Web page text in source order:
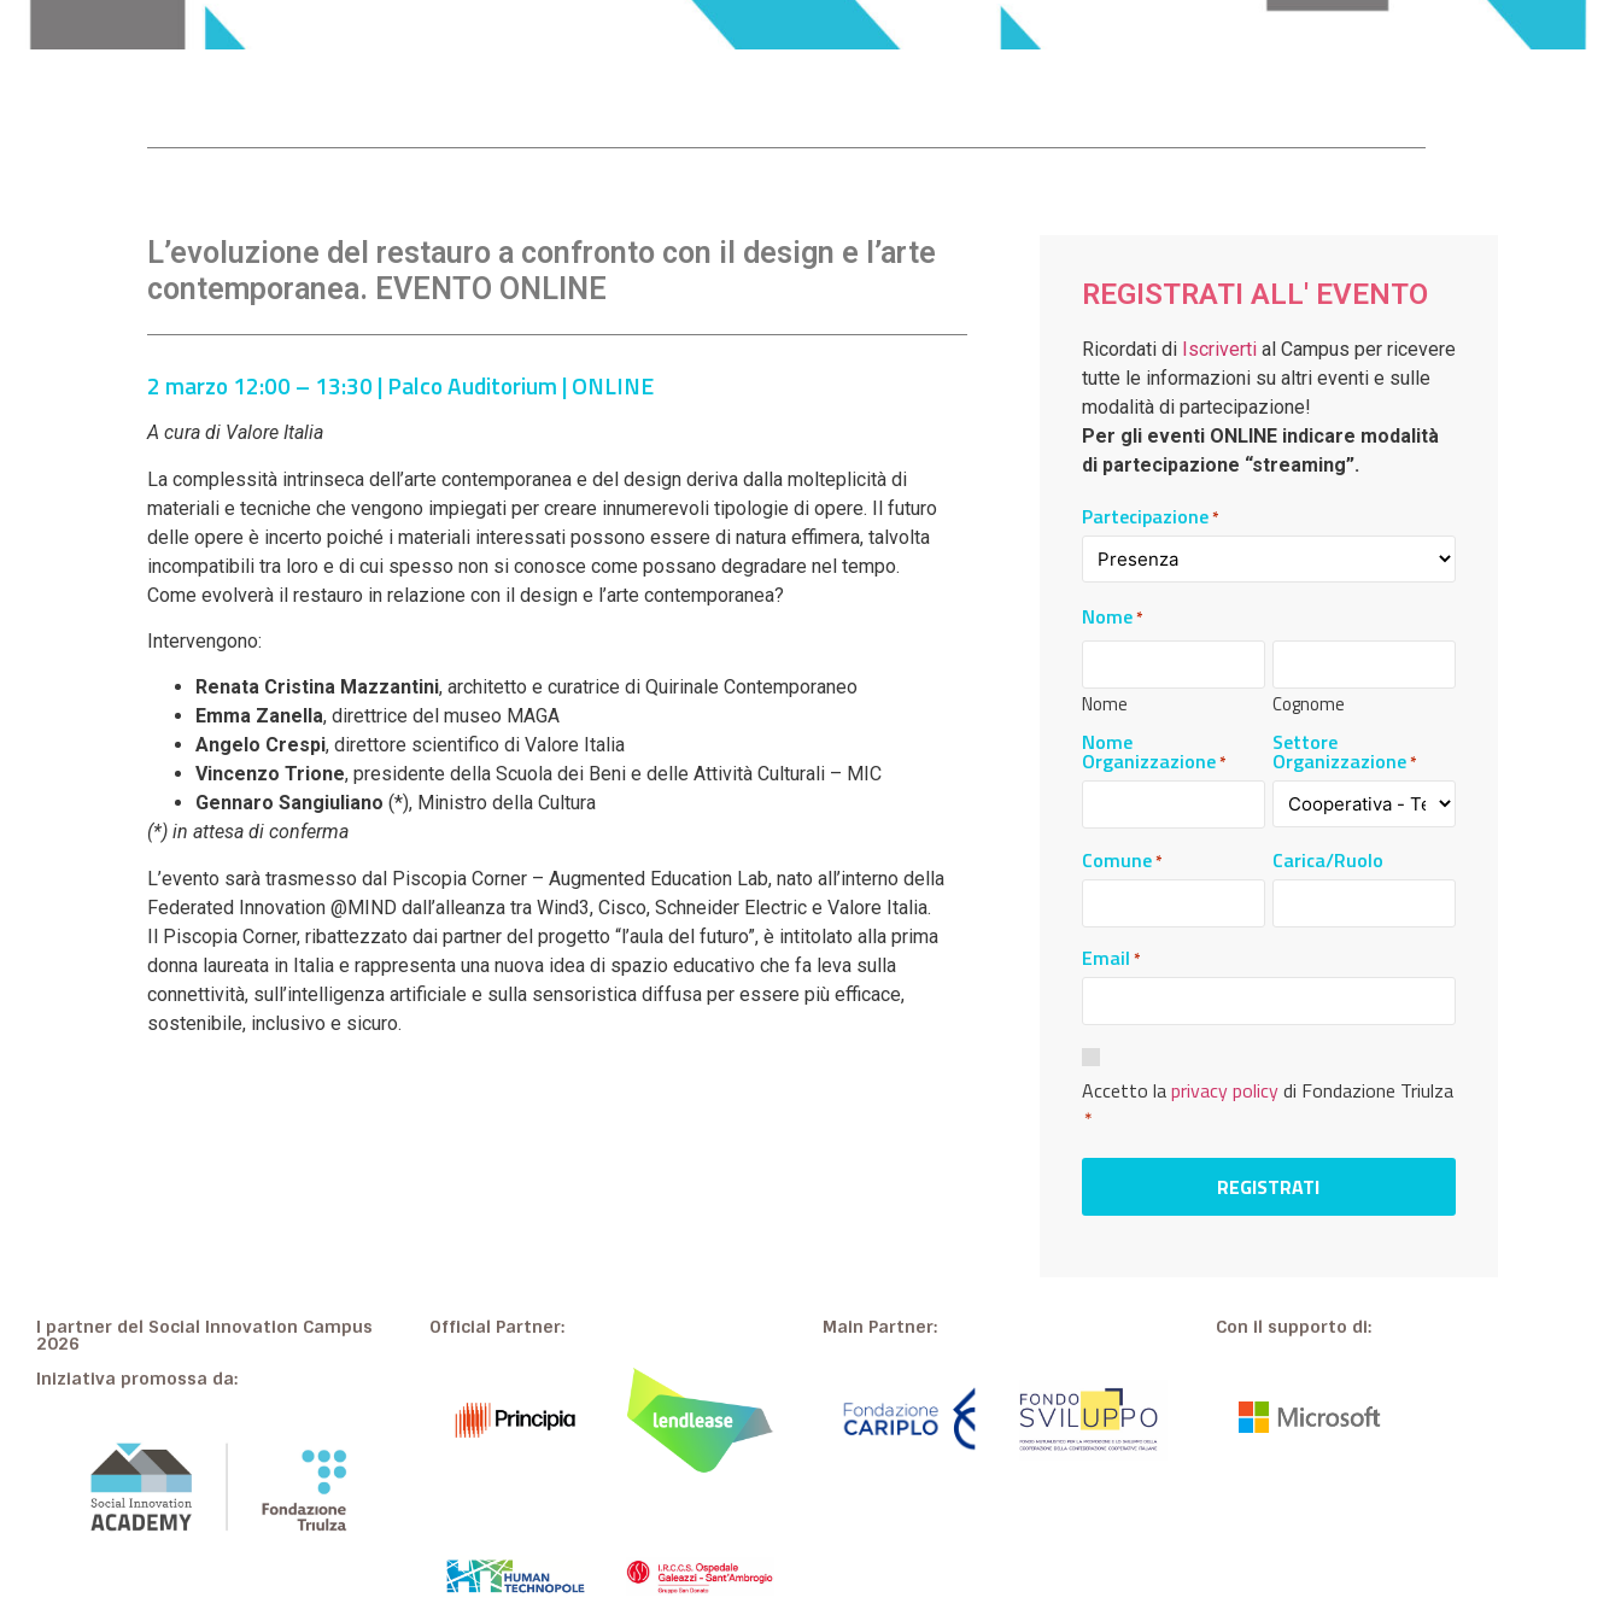
L’evoluzione del restauro a confronto con il design e l’arte
contemporanea. EVENTO ONLINE
2 marzo 12:00 – 13:30 | Palco Auditorium | ONLINE
A cura di Valore Italia
La complessità intrinseca dell’arte contemporanea e del design deriva dalla molteplicità di
materiali e tecniche che vengono impiegati per creare innumerevoli tipologie di opere. Il futuro
delle opere è incerto poiché i materiali interessati possono essere di natura effimera, talvolta
incompatibili tra loro e di cui spesso non si conosce come possano degradare nel tempo.
Come evolverà il restauro in relazione con il design e l’arte contemporanea?
Intervengono:
Renata Cristina Mazzantini, architetto e curatrice di Quirinale Contemporaneo
Emma Zanella, direttrice del museo MAGA
Angelo Crespi, direttore scientifico di Valore Italia
Vincenzo Trione, presidente della Scuola dei Beni e delle Attività Culturali – MIC
Gennaro Sangiuliano (*), Ministro della Cultura
(*) in attesa di conferma
L’evento sarà trasmesso dal Piscopia Corner – Augmented Education Lab, nato all’interno della
Federated Innovation @MIND dall’alleanza tra Wind3, Cisco, Schneider Electric e Valore Italia.
Il Piscopia Corner, ribattezzato dai partner del progetto “l’aula del futuro”, è intitolato alla prima
donna laureata in Italia e rappresenta una nuova idea di spazio educativo che fa leva sulla
connettività, sull’intelligenza artificiale e sulla sensoristica diffusa per essere più efficace,
sostenibile, inclusivo e sicuro.
REGISTRATI ALL' EVENTO
Ricordati di Iscrivertial Campus per ricevere
tutte le informazioni su altri eventi e sulle
modalità di partecipazione!
Per gli eventi ONLINE indicare modalità
di partecipazione “streaming”.
Partecipazione*
Nome*
Nome Cognome
Nome
Organizzazione*
Settore
Organizzazione*
Comune* Carica/Ruolo
Email *
Consenso
Privacy
*
Accetto laprivacy policydi Fondazione Triulza
*
I partner del Social Innovation Campus
2026
Iniziativa promossa da:
Official Partner: Main Partner: Con il supporto di: